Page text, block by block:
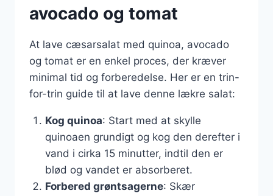
avocado og tomat
At lave cæsarsalat med quinoa, avocado
og tomat er en enkel proces, der kræver
minimal tid og forberedelse. Her er en trin-
for-trin guide til at lave denne lækre salat:
Kog quinoa: Start med at skylle
quinoaen grundigt og kog den derefter i
vand i cirka 15 minutter, indtil den er
blød og vandet er absorberet.
Forbered grøntsagerne: Skær